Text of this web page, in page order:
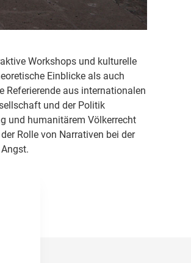
Workshops und kulturelle
Einblicke als auch
Referierende aus internationalen
und der Politik
und humanitärem Völkerrecht
Rolle von Narrativen bei der